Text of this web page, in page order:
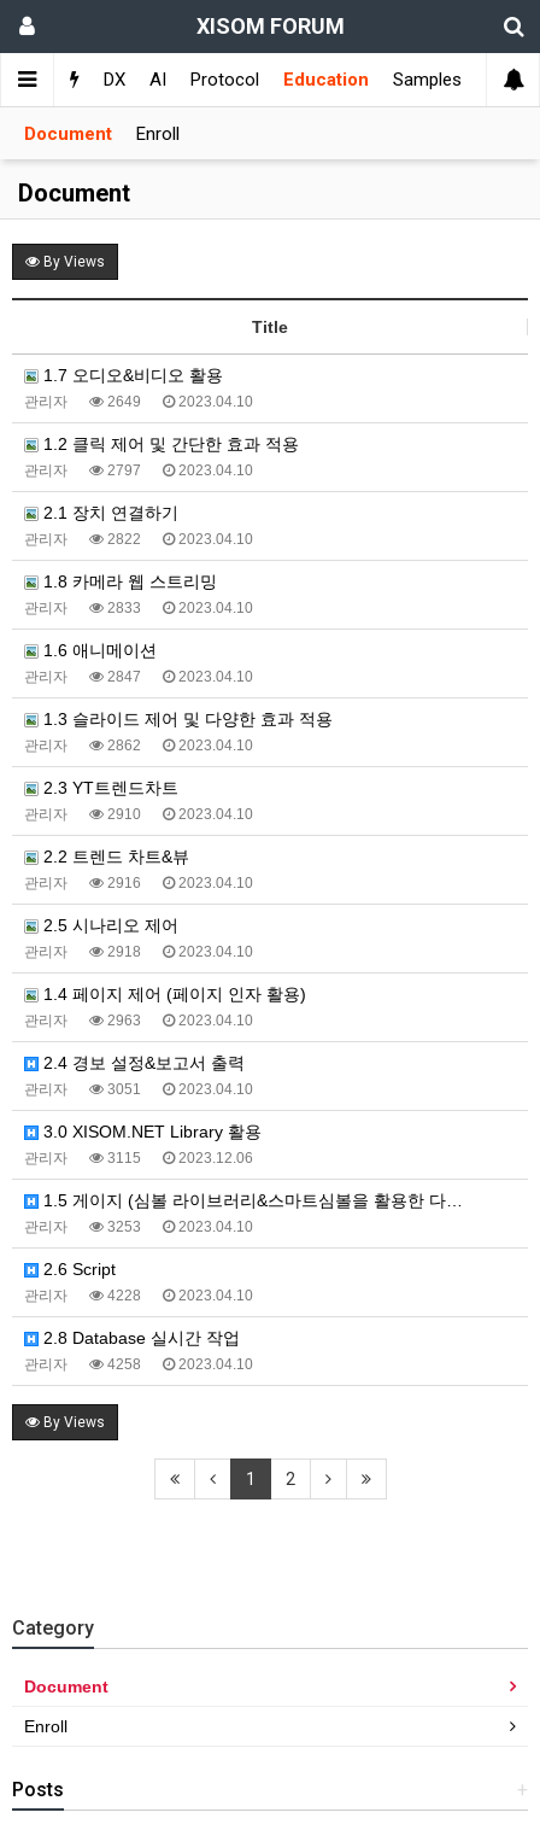
XISOM FORUM
Q&A DX AI Protocol Education Samples
Document Enroll
Document
By Views
Title
1.7 오디오&비디오 활용
관리자 2649 2023.04.10
1.2 클릭 제어 및 간단한 효과 적용
관리자 2797 2023.04.10
2.1 장치 연결하기
관리자 2822 2023.04.10
1.8 카메라 웹 스트리밍
관리자 2833 2023.04.10
1.6 애니메이션
관리자 2847 2023.04.10
1.3 슬라이드 제어 및 다양한 효과 적용
관리자 2862 2023.04.10
2.3 YT트렌드차트
관리자 2910 2023.04.10
2.2 트렌드 차트&뷰
관리자 2916 2023.04.10
2.5 시나리오 제어
관리자 2918 2023.04.10
1.4 페이지 제어 (페이지 인자 활용)
관리자 2963 2023.04.10
2.4 경보 설정&보고서 출력
관리자 3051 2023.04.10
3.0 XISOM.NET Library 활용
관리자 3115 2023.12.06
1.5 게이지 (심볼 라이브러리&스마트심볼을 활용한 다…
관리자 3253 2023.04.10
2.6 Script
관리자 4228 2023.04.10
2.8 Database 실시간 작업
관리자 4258 2023.04.10
By Views
1 2
Category
Document
Enroll
+
Posts